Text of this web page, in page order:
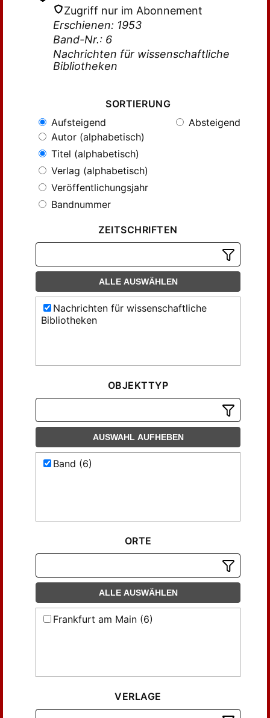
Zugriff nur im Abonnement
Erschienen: 1953
Band-Nr.: 6
Nachrichten für wissenschaftliche
Bibliotheken
SORTIERUNG
Aufsteigend
Absteigend
Autor (alphabetisch)
Titel (alphabetisch)
Verlag (alphabetisch)
Veröffentlichungsjahr
Bandnummer
ZEITSCHRIFTEN
ALLE AUSWÄHLEN
Nachrichten für wissenschaftliche
Bibliotheken
OBJEKTTYP
AUSWAHL AUFHEBEN
Band (6)
ORTE
ALLE AUSWÄHLEN
Frankfurt am Main (6)
VERLAGE